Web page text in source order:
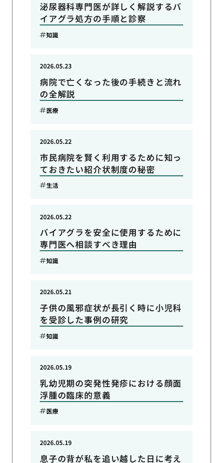
泌尿器科専門医が詳しく解説するバ
イアグラ処方の手順と診察
知識
病院で亡くなった後の手続きと流れ
の全解説
2026.05.23
医療
市民病院を賢く利用するために知っ
ておきたい紹介状制度の秘密
2026.05.22
生活
バイアグラを安全に使用するために
専門医へ相談すべき理由
2026.05.22
知識
子供の風邪症状が長引く時に小児科
を受診した事例の研究
2026.05.21
知識
乳幼児期の突発性発疹における顔面
浮腫の臨床的意義
2026.05.19
医療
息子の背が私を追い越した日に考え
2026.05.19